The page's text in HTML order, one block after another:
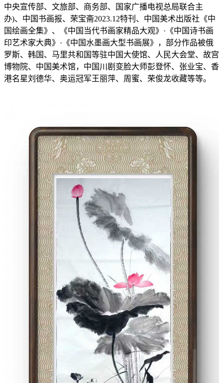
中央宣传部、文旅部、商务部、国家广播电视总局联合主
办)、中国书画报、荣宝斋2023.12特刊、中国美术出版社《中
国绘画全集》、《中国当代书画家精品大观》·《中国诗书画
印艺术家大典》·《中国水墨画大型书画展》，部分作品被俄
罗斯、韩国、马里共和国等驻中国大使馆、人民大会堂、故宫
博物院、中国美术馆，中国川剧变脸大师彭登怀、张业宝、香
港名星刘德华、奥运冠军王丽萍、周蜜、荣俊龙收藏等等。